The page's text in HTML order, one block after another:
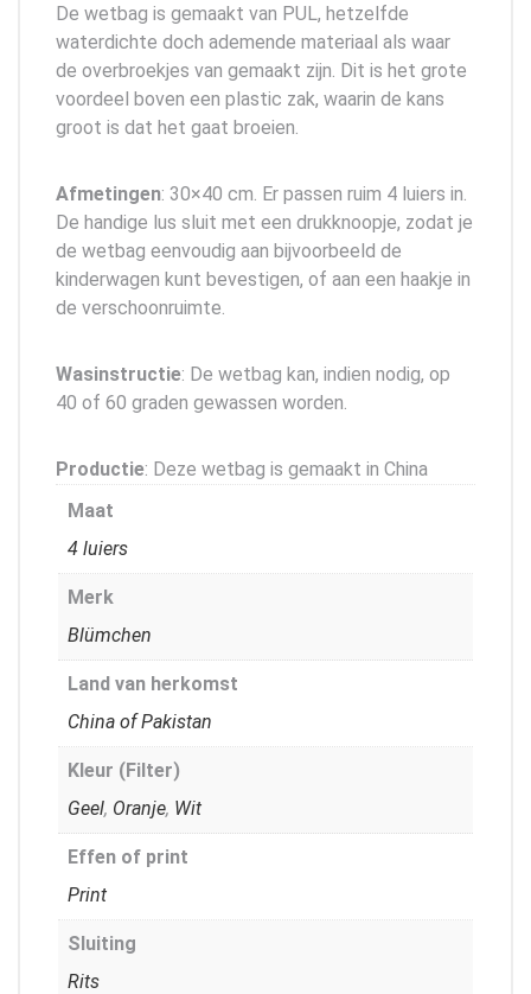
De wetbag is gemaakt van PUL, hetzelfde
waterdichte doch ademende materiaal als waar
de overbroekjes van gemaakt zijn. Dit is het grote
voordeel boven een plastic zak, waarin de kans
groot is dat het gaat broeien.
Afmetingen: 30×40 cm. Er passen ruim 4 luiers in.
De handige lus sluit met een drukknoopje, zodat je
de wetbag eenvoudig aan bijvoorbeeld de
kinderwagen kunt bevestigen, of aan een haakje in
de verschoonruimte.
Wasinstructie: De wetbag kan, indien nodig, op
40 of 60 graden gewassen worden.
Productie: Deze wetbag is gemaakt in China
Maat
4 luiers
Merk
Blümchen
Land van herkomst
China of Pakistan
Kleur (Filter)
Geel, Oranje, Wit
Effen of print
Print
Sluiting
Rits